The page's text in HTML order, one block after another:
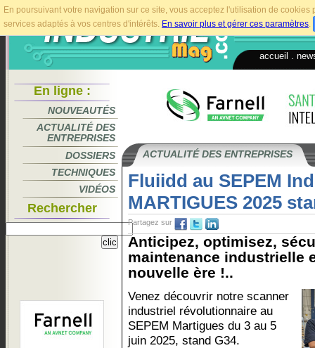
En poursuivant votre navigation sur ce site, vous acceptez l'utilisation de
services adaptés à vos centres d'intérêts. En savoir plus et gérer ces paramètres.
accueil
En ligne :
NOUVEAUTÉS
ACTUALITÉ DES
ENTREPRISES
DOSSIERS
TECHNIQUES
VIDÉOS
Rechercher
ACTUALITÉ DES ENTREPRISES
Fluiidd au SEPEM
MARTIGUES 2025
Partagez sur
Anticipez, optimisez,
maintenance industrielle
nouvelle ère !..
Venez découvrir notre scanner
industriel révolutionnaire au
SEPEM Martigues du 3 au 5
juin 2025, stand G34.